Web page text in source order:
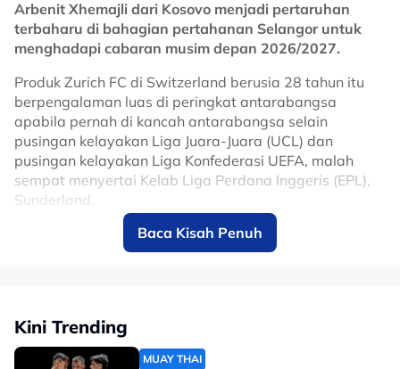
#Harimau Malaya #bola sepak
Arbenit Xhemajli dari Kosovo menjadi pertaruhan
terbaharu di bahagian pertahanan Selangor untuk
menghadapi cabaran musim depan 2026/2027.
Produk Zurich FC di Switzerland berusia 28 tahun itu
berpengalaman luas di peringkat antarabangsa
apabila pernah di kancah antarabangsa selain
pusingan kelayakan Liga Juara-Juara (UCL) dan
pusingan kelayakan Liga Konfederasi UEFA, malah
sempat menyertai Kelab Liga Perdana Inggeris (EPL),
Sunderland.
Xhemajli hadir dengan reputasi tengah setelah
melakukan 124 penampilan bersama KF Egnatia untuk
No node context available.
Related Topics
Baca Kisah Penuh
Kini Trending
MUAY THAI